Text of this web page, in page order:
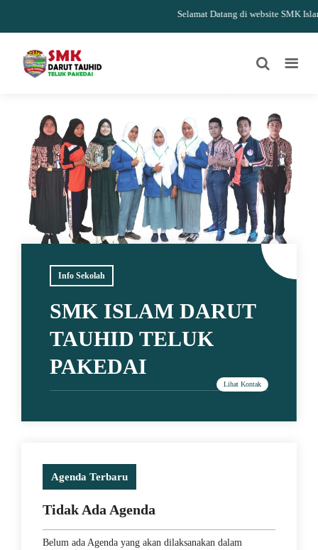
Selamat Datang di website SMK
Info Sekolah
SMK ISLAM DARUT
TAUHID TELUK
PAKEDAI
Agenda Terbaru
Tidak Ada Agenda
Belum ada Agenda yang akan dilaksanakan dalam